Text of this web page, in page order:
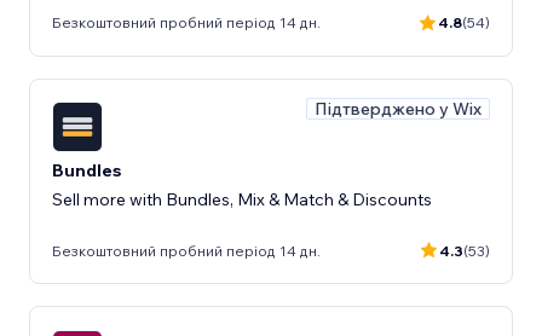
Безкоштовний пробний період 14 дн. 4.8(54)
Підтверджено у Wix
Bundles
Sell more with Bundles, Mix & Match & Discounts
Безкоштовний пробний період 14 дн. 4.3(53)